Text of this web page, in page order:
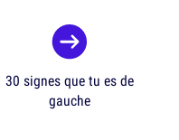
30 signes que tu es de
gauche